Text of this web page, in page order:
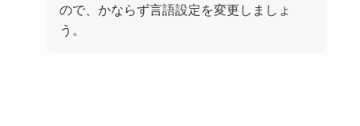
ので、かならず言語設定を変更しましょ
う。